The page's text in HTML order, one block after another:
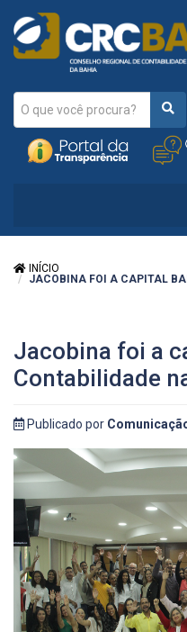
INÍCIO
JACOBINA FOI A CAPITAL
Jacobina foi a
Contabilidade
Publicado por